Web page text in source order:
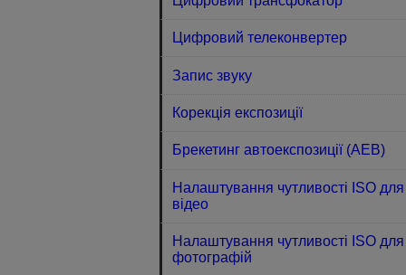
Цифровий телеконвертер
Запис звуку
Корекція експозиції
Брекетинг автоекспозиції (AEB)
Налаштування чутливості ISO для
відео
Налаштування чутливості ISO для
фотографій